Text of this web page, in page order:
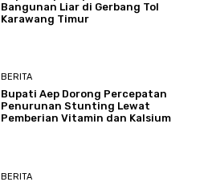
Bangunan Liar di Gerbang Tol
Karawang Timur
BERITA
Bupati Aep Dorong Percepatan
Penurunan Stunting Lewat
Pemberian Vitamin dan Kalsium
BERITA